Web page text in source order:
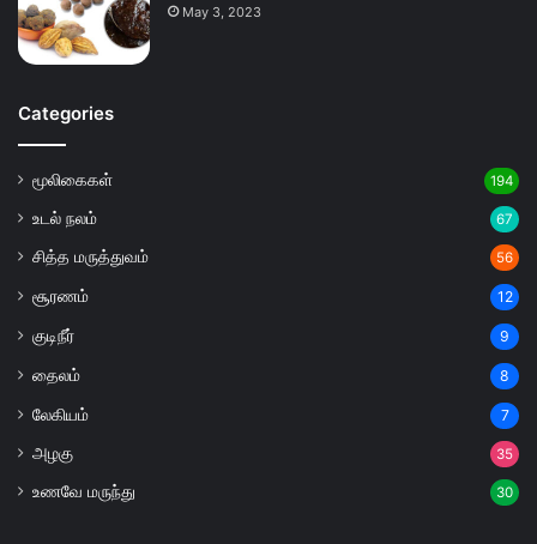
May 3, 2023
Categories
மூலிகைகள் 194
உடல் நலம் 67
சித்த மருத்துவம் 56
சூரணம் 12
குடிநீர் 9
தைலம் 8
லேகியம் 7
அழகு 35
உணவே மருந்து 30